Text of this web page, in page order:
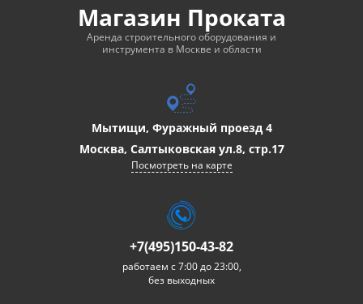
Магазин Проката
Аренда строительного оборудования и
инструмента в Москве и области
Мытищи, Фуражный проезд 4
Москва, Салтыковская ул.8, стр.17
Посмотреть на карте
+7(495)150-43-82
работаем с 7:00 до 23:00,
без выходных